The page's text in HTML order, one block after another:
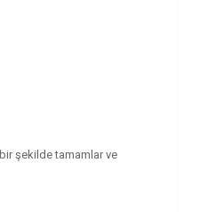
şekilde tamamlar ve